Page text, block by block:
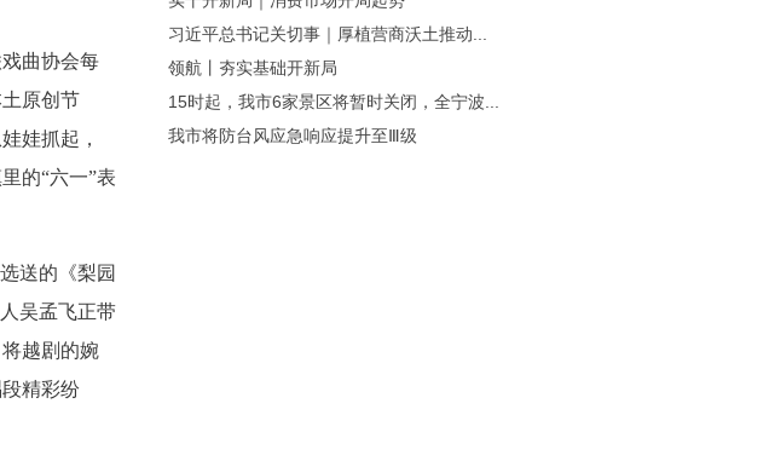
曲协会每
原创节
娃抓起，
的“六一”表
送的《梨园
吴孟飞正带
越剧的婉
精彩纷
习近平总书记关切事｜厚植营商沃土推动...
领航丨夯实基础开新局
15时起，我市6家景区将暂时关闭，全宁波...
我市将防台风应急响应提升至Ⅲ级